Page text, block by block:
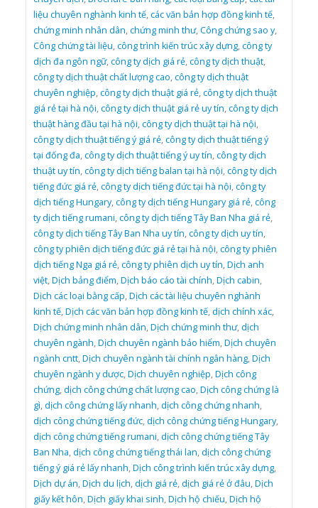
liệu chuyên nghành kinh tế,các văn bản hợp đồng kinh tế,
chứng minh nhân dân,chứng minh thư,Công chứng sao y,
Công chứng tài liệu,công trình kiến trúc xây dựng,công ty
dịch đa ngôn ngữ,công ty dịch giá rẻ,công ty dịch thuật,
công ty dịch thuật chất lượng cao,công ty dịch thuật
chuyên nghiệp,công ty dịch thuật giá rẻ,công ty dịch thuật
giá rẻ tại hà nội,công ty dịch thuật giá rẻ uy tín,công ty dịch
thuật hàng đầu tại hà nội,công ty dịch thuật tại hà nội,
công ty dịch thuật tiếng ý giá rẻ,công ty dịch thuật tiếng ý
tại đống đa,công ty dịch thuật tiếng ý uy tín,công ty dịch
thuật uy tín,công ty dịch tiếng balan tại hà nội,công ty dịch
tiếng đức giá rẻ,công ty dịch tiếng đức tại hà nội,công ty
dịch tiếng Hungary,công ty dịch tiếng Hungary giá rẻ,công
ty dịch tiếng rumani,công ty dịch tiếng Tây Ban Nha giá rẻ,
công ty dịch tiếng Tây Ban Nha uy tín,công ty dịch uy tín,
công ty phiên dịch tiếng đức giá rẻ tại hà nội,công ty phiên
dịch tiếng Nga giá rẻ,công ty phiên dịch uy tín,Dịch anh
việt,Dịch bảng điểm,Dịch báo cáo tài chính,Dịch cabin,
Dịch các loại bằng cấp,Dịch các tài liệu chuyên nghành
kinh tế,Dịch các văn bản hợp đồng kinh tế,dịch chính xác,
Dịch chứng minh nhân dân,Dịch chứng minh thư,dịch
chuyên ngành,Dịch chuyên ngành bảo hiểm,Dịch chuyên
ngành cntt,Dịch chuyên ngành tài chính ngân hàng,Dịch
chuyên ngành y dược,Dịch chuyên nghiệp,Dịch công
chứng,dịch công chứng chất lượng cao,Dịch công chứng là
gì,dịch công chứng lấy nhanh,dịch công chứng nhanh,
dịch công chứng tiếng đức,dịch công chứng tiếng Hungary,
dịch công chứng tiếng rumani,dịch công chứng tiếng Tây
Ban Nha,dịch công chứng tiếng thái lan,dịch công chứng
tiếng ý giá rẻ lấy nhanh,Dịch công trình kiến trúc xây dựng,
Dịch dự án,Dịch du lịch,dịch giá rẻ,dịch giá rẻ ở đâu,Dịch
giấy kết hôn,Dịch giấy khai sinh,Dịch hộ chiếu,Dịch hộ